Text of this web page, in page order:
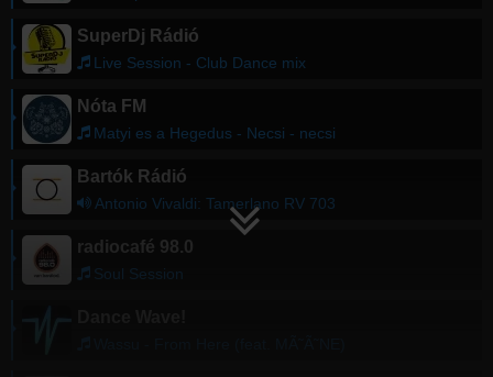
SuperDj Rádió
Live Session - Club Dance mix
Nóta FM
Matyi es a Hegedus - Necsi - necsi
Bartók Rádió
Antonio Vivaldi: Tamerlano RV 703
radiocafé 98.0
Soul Session